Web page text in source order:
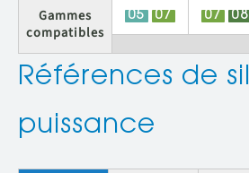
Gammes
compatibles
05 07 07 08
Références de
puissance